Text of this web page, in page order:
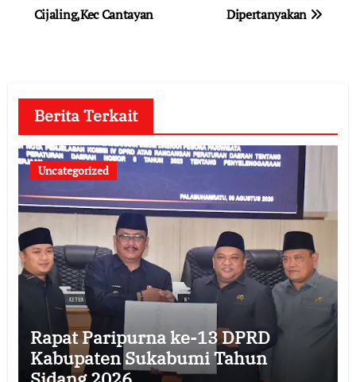
Cijaling,Kec Cantayan
Dipertanyakan
Berita Terkait
Uncategorized
Rapat Paripurna ke-13 DPRD
Kabupaten Sukabumi Tahun